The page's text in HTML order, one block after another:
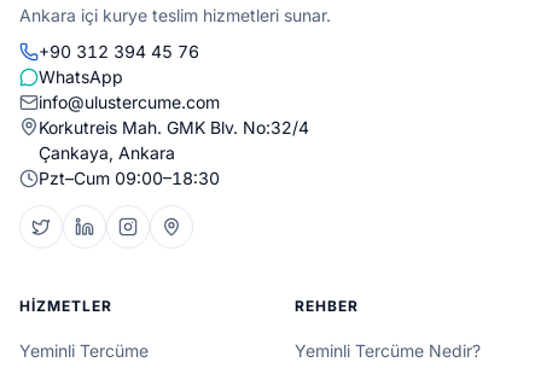
Ankara içi kurye teslim hizmetleri sunar.
+90 312 394 45 76
WhatsApp
info@ulustercume.com
Korkutreis Mah. GMK Blv. No:32/4
Çankaya, Ankara
Pzt–Cum 09:00–18:30
HIZMETLER
Yeminli Tercüme
REHBER
Yeminli Tercüme Nedir?